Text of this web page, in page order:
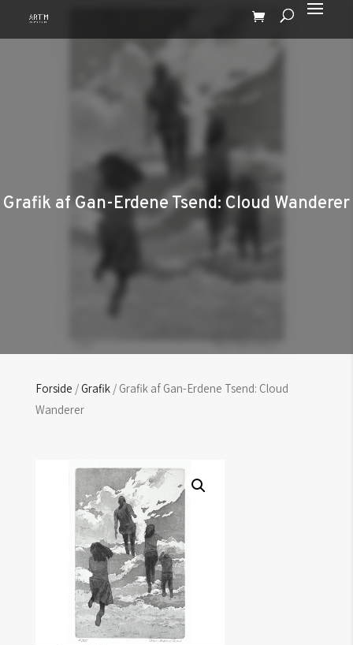
Grafik af Gan-Erdene Tsend: Cloud Wanderer
Forside /Grafik/ Grafik af Gan-Erdene Tsend: Cloud
Wanderer